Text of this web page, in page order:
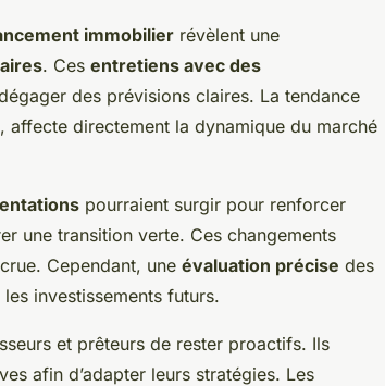
immobilier révèlent une
. Ces entretiens avec des
des prévisions claires. La tendance
directement la dynamique du marché
pourraient surgir pour renforcer
une transition verte. Ces changements
Cependant, une évaluation précise des
investissements futurs.
et prêteurs de rester proactifs. Ils
afin d’adapter leurs stratégies. Les